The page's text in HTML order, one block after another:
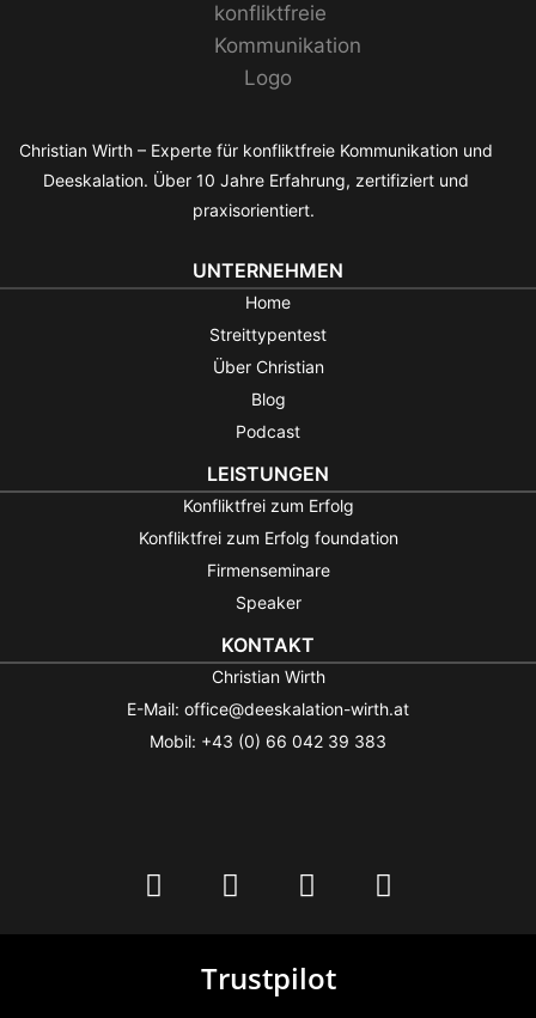
Christian Wirth – Experte für konfliktfreie Kommunikation und
Deeskalation. Über 10 Jahre Erfahrung, zertifiziert und
praxisorientiert.
UNTERNEHMEN
Home
Streittypentest
Über Christian
Blog
Podcast
LEISTUNGEN
Konfliktfrei zum Erfolg
Konfliktfrei zum Erfolg foundation
Firmenseminare
Speaker
KONTAKT
Christian Wirth
E-Mail: office@deeskalation-wirth.at
Mobil: +43 (0) 66 042 39 383
Trustpilot